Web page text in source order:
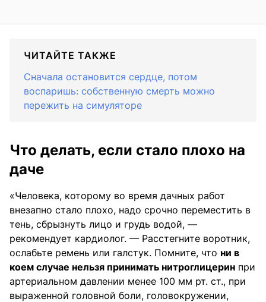
ЧИТАЙТЕ ТАКЖЕ
Сначала остановится сердце, потом
воспаришь: собственную смерть можно
пережить на симуляторе
Что делать, если стало плохо на
даче
«Человека, которому во время дачных работ
внезапно стало плохо, надо срочно переместить в
тень, сбрызнуть лицо и грудь водой, —
рекомендует кардиолог. — Расстегните воротник,
ослабьте ремень или галстук. Помните, что ни в
коем случае нельзя принимать нитроглицерин при
артериальном давлении менее 100 мм рт. ст., при
выраженной головной боли, головокружении,